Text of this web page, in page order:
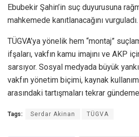
Ebubekir Şahin’in suç duyurusuna
mahkemede kanıtlanacağını vurguladı.
TÜGVA’ya yönelik hem “montaj”
ifşaları, vakfın kamu imajını ve AKP
sarsıyor. Sosyal medyada büyük
vakfın yönetim biçimi, kaynak
arasındaki tartışmaları tekrar gündeme
Tags: Serdar Akinan TÜGVA